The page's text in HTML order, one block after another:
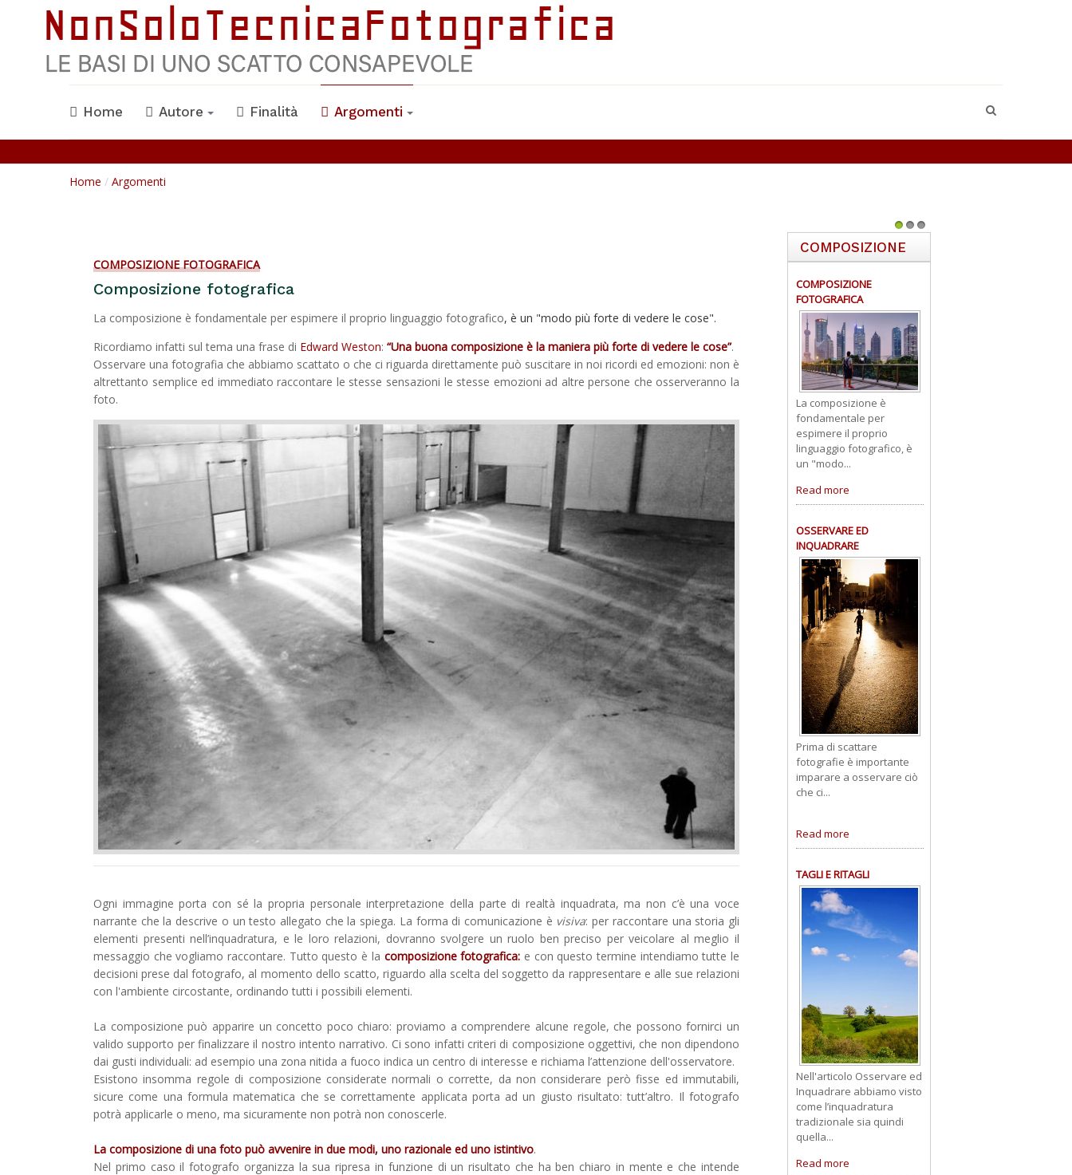
Home Autore Finalità Argomenti
Home Argomenti
COMPOSIZIONE FOTOGRAFICA
Composizione fotografica
La composizione è fondamentale per espimere il proprio linguaggio fotografico, è un "modo più forte di vedere le cose".
Ricordiamo infatti sul tema una frase di Edward Weston: “Una buona composizione è la maniera più forte di vedere le cose”.
Osservare una fotografia che abbiamo scattato o che ci riguarda direttamente può suscitare in noi ricordi ed emozioni: non è
altrettanto semplice ed immediato raccontare le stesse sensazioni le stesse emozioni ad altre persone che osserveranno la
foto.
Ogni immagine porta con sé la propria personale interpretazione della parte di realtà inquadrata, ma non c’è una voce
narrante che la descrive o un testo allegato che la spiega. La forma di comunicazione è visiva: per raccontare una storia gli
elementi presenti nell’inquadratura, e le loro relazioni, dovranno svolgere un ruolo ben preciso per veicolare al meglio il
messaggio che vogliamo raccontare. Tutto questo è la composizione fotografica: e con questo termine intendiamo tutte le
decisioni prese dal fotografo, al momento dello scatto, riguardo alla scelta del soggetto da rappresentare e alle sue relazioni
con l'ambiente circostante, ordinando tutti i possibili elementi.
La composizione può apparire un concetto poco chiaro: proviamo a comprendere alcune regole, che possono fornirci un
valido supporto per finalizzare il nostro intento narrativo. Ci sono infatti criteri di composizione oggettivi, che non dipendono
dai gusti individuali: ad esempio una zona nitida a fuoco indica un centro di interesse e richiama l’attenzione dell'osservatore.
Esistono insomma regole di composizione considerate normali o corrette, da non considerare però fisse ed immutabili,
sicure come una formula matematica che se correttamente applicata porta ad un giusto risultato: tutt’altro. Il fotografo
potrà applicarle o meno, ma sicuramente non potrà non conoscerle.
La composizione di una foto può avvenire in due modi, uno razionale ed uno istintivo.
Nel primo caso il fotografo organizza la sua ripresa in funzione di un risultato che ha ben chiaro in mente e che intende
1 2 3
COMPOSIZIONE
COMPOSIZIONE
FOTOGRAFICA
La composizione è
fondamentale per
espimere il proprio
linguaggio fotografico, è
un "modo...
Read more
OSSERVARE ED
INQUADRARE
Prima di scattare
fotografie è importante
imparare a osservare ciò
che ci...
Read more
TAGLI E RITAGLI
Nell'articolo Osservare ed
Inquadrare abbiamo visto
come l’inquadratura
tradizionale sia quindi
quella...
Read more